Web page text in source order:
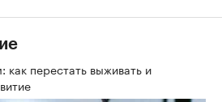
перестать выживать и